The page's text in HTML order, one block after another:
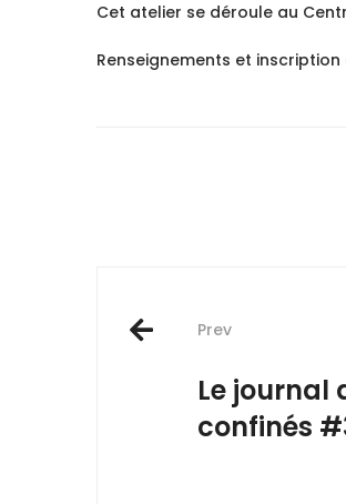
Cet atelier se déroule au
Renseignements et
Post
Prev
Le journal
confinés